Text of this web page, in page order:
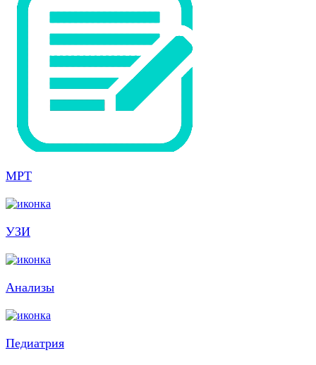
МРТ
УЗИ
Анализы
Педиатрия